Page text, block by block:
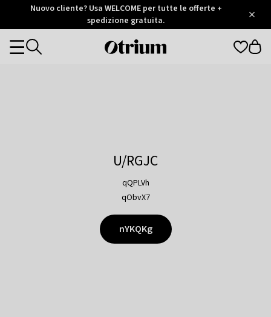
Otrium
Trustpilot
Nuovo cliente? Usa WELCOME per tutte le offerte +
spedizione gratuita.
Otrium
Categories
U/RGJC
qQPLVh
qObvX7
nYKQKg